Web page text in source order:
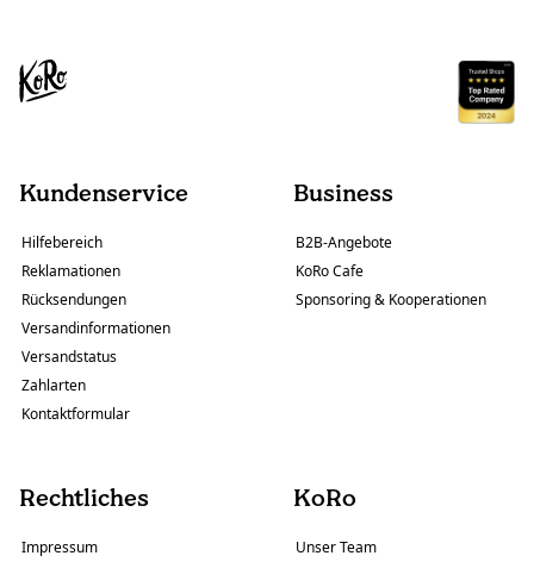
Kundenservice
Hilfebereich
Reklamationen
Rücksendungen
Versandinformationen
Versandstatus
Zahlarten
Kontaktformular
Business
B2B-Angebote
KoRo Cafe
Sponsoring & Kooperationen
Rechtliches
Impressum
KoRo
Unser Team